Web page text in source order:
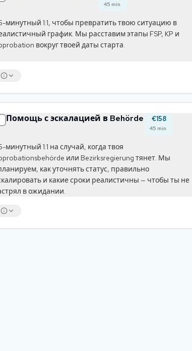
45 min
минутный 1:1, чтобы превратить твою ситуацию в
график. Мы расставим этапы FSP, KP и
вокруг твоей даты старта.
Помощь с эскалацией в Behörde €158
45 min
минутный 1:1 на случай, когда твоя
или Bezirksregierung тянет. Мы
как уточнять статус, правильно
и какие сроки реалистичны — чтобы ты не
в ожидании.